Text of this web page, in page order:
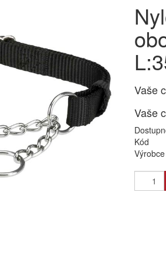
Vaše
Vaše
Kód
Výrobce